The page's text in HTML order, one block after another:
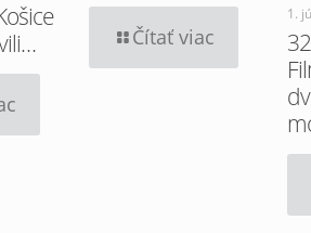
Čítať viac
1.